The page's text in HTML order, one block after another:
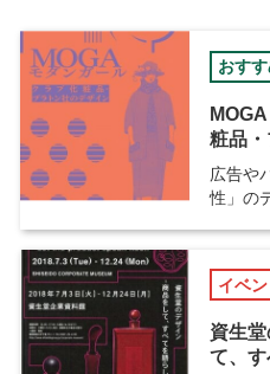
COLUMN
コラム おす
粧品
広告や
性」の
イベン
資生
て、す